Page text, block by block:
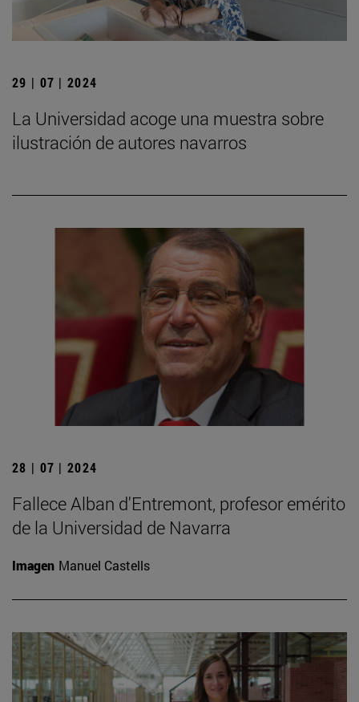
29 | 07 | 2024
La Universidad acoge una muestra sobre
ilustración de autores navarros
28 | 07 | 2024
Fallece Alban d'Entremont, profesor emérito
de la Universidad de Navarra
Imagen Manuel Castells